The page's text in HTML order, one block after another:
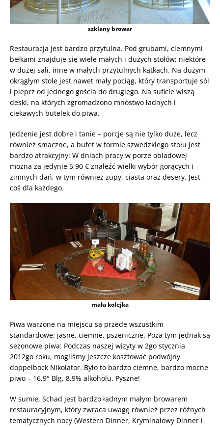
szklany browar
Restauracja jest bardzo przytulna. Pod grubami, ciemnymi
bełkami znajduje się wiele małych i dużych stołów; niektóre
w dużej sali, inne w małych przytulnych kątkach. Na dużym
okrągłym stole jest nawet mały pociąg, który transportuje sól
i pieprz od jednego gościa do drugiego. Na suficie wiszą
deski, na których zgromadzono mnóstwo ładnych i
ciekawych butelek do piwa.
Jedzenie jest dobre i tanie – porcje są nie tylko duże, lecz
również smaczne, a bufet w formie szwedzkiego stołu jest
bardzo atrakcyjny: W dniach pracy w porze obiadowej
można za jedynie 5,90 € znaleźć wielki wybór gorących i
zimnych dań, w tym również zupy, ciasta oraz desery. Jest
coś dla każdego.
mała kolejka
Piwa warzone na miejscu są przede wszustkim
standardowe: jasne, ciemne, pszeniczne. Poza tym jednak są
sezonowe piwa: Podczas naszej wizyty w 2go stycznia
2012go roku, mogliśmy jeszcze kosztować podwójny
doppelbock Nikolator. Było to bardzo ciemne, bardzo mocne
piwo – 16,9° Blg, 8,9% alkoholu. Pyszne!
W sumie, Schad jest bardzo ładnym małym browarem
restauracyjnym, który zwraca uwagę również przez różnych
tematycznych nocy (Western Dinner, Kryminałowy Dinner i